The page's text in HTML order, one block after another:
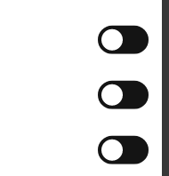
structuren zijn
van de
van de
die de